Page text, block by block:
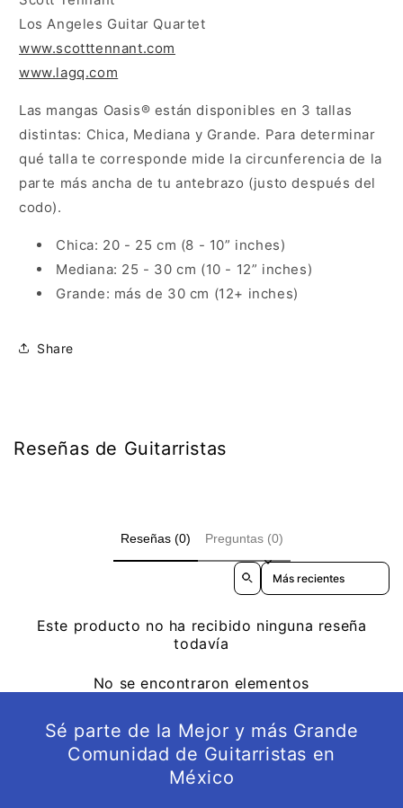
Los Angeles Guitar Quartet
www.scotttennant.com
www.lagq.com
Las mangas Oasis® están disponibles en 3 tallas
distintas: Chica, Mediana y Grande. Para determinar
qué talla te corresponde mide la circunferencia de la
parte más ancha de tu antebrazo (justo después del
codo).
Chica: 20 - 25 cm (8 - 10” inches)
Mediana: 25 - 30 cm (10 - 12” inches)
Grande: más de 30 cm (12+ inches)
Share
Reseñas de Guitarristas
Reseñas (0) Preguntas (0)
Sort reviews by
Este producto no ha recibido ninguna reseña
todavía
No se encontraron elementos
Sé parte de la Mejor y más Grande
Comunidad de Guitarristas en
México